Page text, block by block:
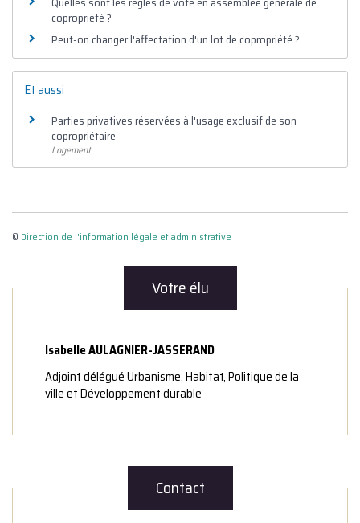
copropriété ?
Peut-on changer l'affectation d'un lot de copropriété ?
Et aussi
Parties privatives réservées à l'usage exclusif de son
copropriétaire
Logement
© Direction de l'information légale et administrative
Votre élu
Isabelle AULAGNIER-JASSERAND
Adjoint délégué Urbanisme, Habitat, Politique de la
ville et Développement durable
Contact